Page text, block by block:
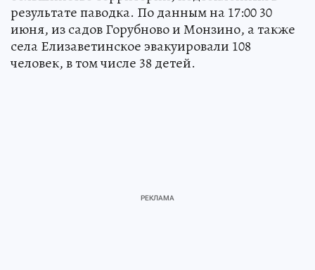
результате паводка. По данным на 17:00 30
июня, из садов Горубново и Монзино, а также
села Елизаветинское эвакуировали 108
человек, в том числе 38 детей.